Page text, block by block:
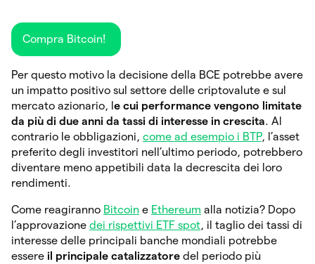
Compra Bitcoin!
Per questo motivo la decisione della BCE potrebbe avere
un impatto positivo sul settore delle criptovalute e sul
mercato azionario, l e cui performance vengono limitate
da più di due anni da tassi di interesse in crescita. Al
contrario le obbligazioni, come ad esempio i BTP, l’asset
preferito degli investitori nell’ultimo periodo, potrebbero
diventare meno appetibili data la decrescita dei loro
rendimenti.
Come reagiranno Bitcoin e Ethereum alla notizia? Dopo
l’approvazione dei rispettivi ETF spot, il taglio dei tassi di
interesse delle principali banche mondiali potrebbe
essere il principale catalizzatore del periodo più